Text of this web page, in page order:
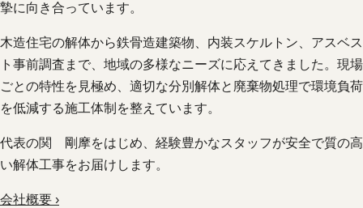
摯に向き合っています。
木造住宅の解体から鉄骨造建築物、内装スケルトン、アスベス
ト事前調査まで、地域の多様なニーズに応えてきました。現場
ごとの特性を見極め、適切な分別解体と廃棄物処理で環境負荷
を低減する施工体制を整えています。
代表の関 剛摩をはじめ、経験豊かなスタッフが安全で質の高
い解体工事をお届けします。
会社概要 ›